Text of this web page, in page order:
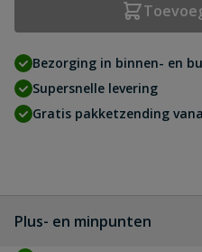
Bezorging in binnen- en
Supersnelle levering
Gratis pakketzending
Plus- en minpunten